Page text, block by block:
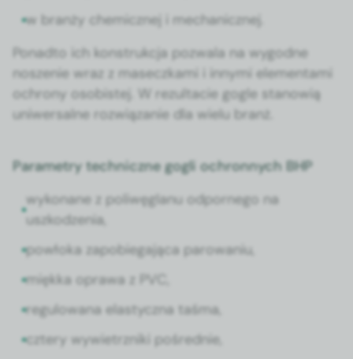
w branży chemicznej i mechan­icznej.
Pon­ad­to ich kon­strukc­ja pozwala na wygodne
nosze­nie wraz z maseczka­mi i inny­mi ele­men­ta­mi
ochrony oso­bis­tej. W rezulta­cie gogle stanow­ią
uni­w­er­salne rozwiązanie dla wielu branż.
Parametry techniczne gogli ochronnych BHP
wyko­nane z poli­węglanu odpornego na
uszkodzenia,
powło­ka zapo­b­ie­ga­ją­ca parowa­niu,
mięk­ka oprawa z PVC,
reg­u­lowana elasty­cz­na taś­ma,
cztery wywi­etrzni­ki pośred­nie,